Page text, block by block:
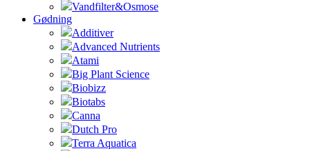
Vandfilter&Osmose
Gødning
Additiver
Advanced Nutrients
Atami
Big Plant Science
Biobizz
Biotabs
Canna
Dutch Pro
Terra Aquatica